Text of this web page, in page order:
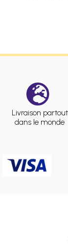
Livraison partout
dans le monde